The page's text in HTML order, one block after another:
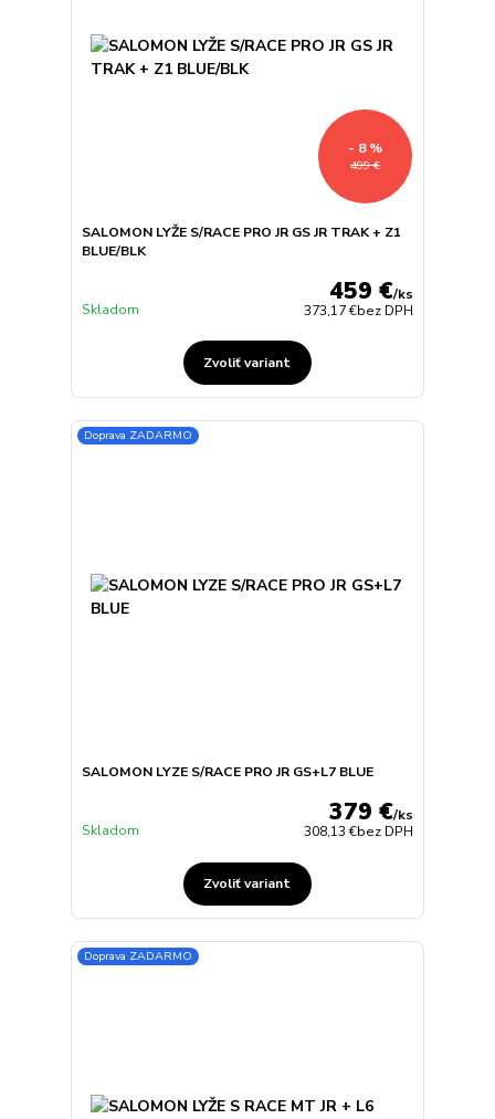
499 €
- 8 %
SALOMON LYŽE S/RACE PRO JR GS JR TRAK + Z1
BLUE/BLK
459 €/ks
373,17 €bez DPH
Skladom
Zvoliť variant
Doprava ZADARMO
SALOMON LYZE S/RACE PRO JR GS+L7 BLUE
379 €/ks
308,13 €bez DPH
Skladom
Zvoliť variant
Doprava ZADARMO